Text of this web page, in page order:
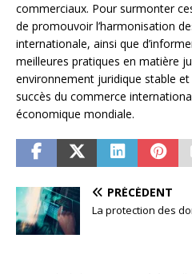
commerciaux. Pour surmonter
de promouvoir l’harmonisation
internationale, ainsi que
meilleures pratiques en matière
environnement juridique stable
succès du commerce
économique mondiale.
PRÉCÉDENT
La protection des